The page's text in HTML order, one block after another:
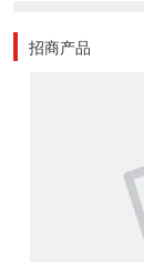
招商产品